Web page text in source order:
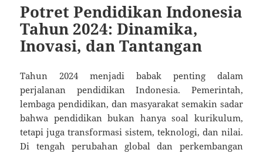
Potret Pendidikan Indonesia
Tahun 2024: Dinamika,
Inovasi, dan Tantangan
Tahun 2024 menjadi babak penting dalam
perjalanan pendidikan Indonesia. Pemerintah,
lembaga pendidikan, dan masyarakat semakin sadar
bahwa pendidikan bukan hanya soal kurikulum,
tetapi juga transformasi sistem, teknologi, dan nilai.
Di tengah perubahan global dan perkembangan